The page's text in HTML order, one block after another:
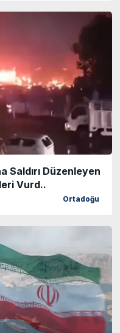
Saldırı Düzenleyen
Vurd..
Ortadoğu